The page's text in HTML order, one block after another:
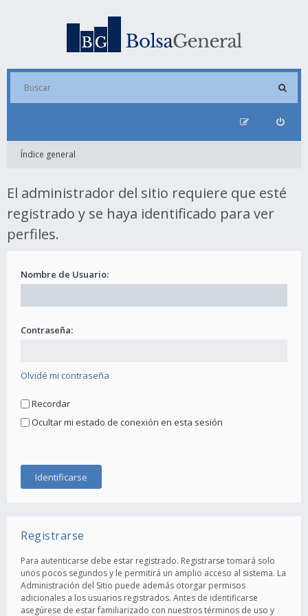
Índice general
El administrador del sitio requiere que esté
registrado y se haya identificado para ver
perfiles.
Nombre de Usuario:
Contraseña:
Olvidé mi contraseña
Recordar
Ocultar mi estado de conexión en esta sesión
Registrarse
Para autenticarse debe estar registrado. Registrarse tomará solo
unos pocos segundos y le permitirá un amplio acceso al sistema. La
Administración del Sitio puede además otorgar permisos
adicionales a los usuarios registrados. Antes de identificarse
asegúrese de estar familiarizado con nuestros términos de uso y